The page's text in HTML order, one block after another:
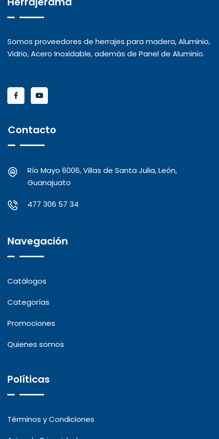
Somos proveedores de herrajes para madera, Aluminio,
Vidrio, Acero Inoxidable, además de Panel de Aluminio.
Contacto
Río Mayo 6006, Villas de Santa Julia, León,
Guanajuato
477 306 57 34
Navegación
Catálogos
Categorías
Promociones
Quienes somos
Políticas
Términos y Condiciones